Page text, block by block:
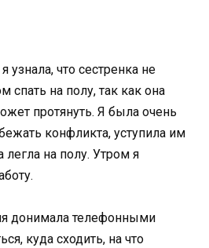
узнала, что сестренка не
спать на полу, так как она
протянуть. Я была очень
конфликта, уступила им
легла на полу. Утром я
донимала телефонными
куда сходить, на что